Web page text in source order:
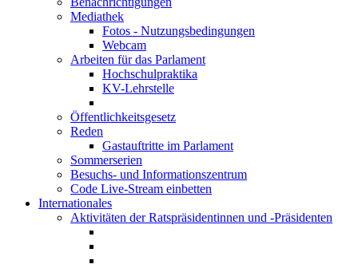
Mediathek
Fotos - Nutzungsbedingungen
Webcam
Arbeiten für das Parlament
Hochschulpraktika
KV-Lehrstelle
Öffentlichkeitsgesetz
Reden
Gastauftritte im Parlament
Sommerserien
Besuchs- und Informationszentrum
Code Live-Stream einbetten
Internationales
Aktivitäten der Ratspräsidentinnen und -Präsidenten